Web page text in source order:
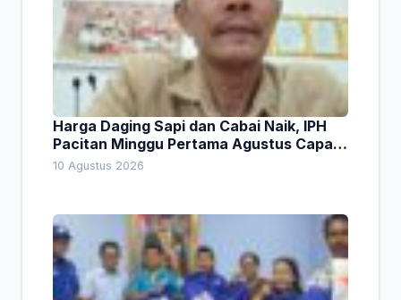
Harga Daging Sapi dan Cabai Naik, IPH
Pacitan Minggu Pertama Agustus Capai
1,66 Persen. Ini Penjelasan Kabag Ayub
10 Agustus 2026